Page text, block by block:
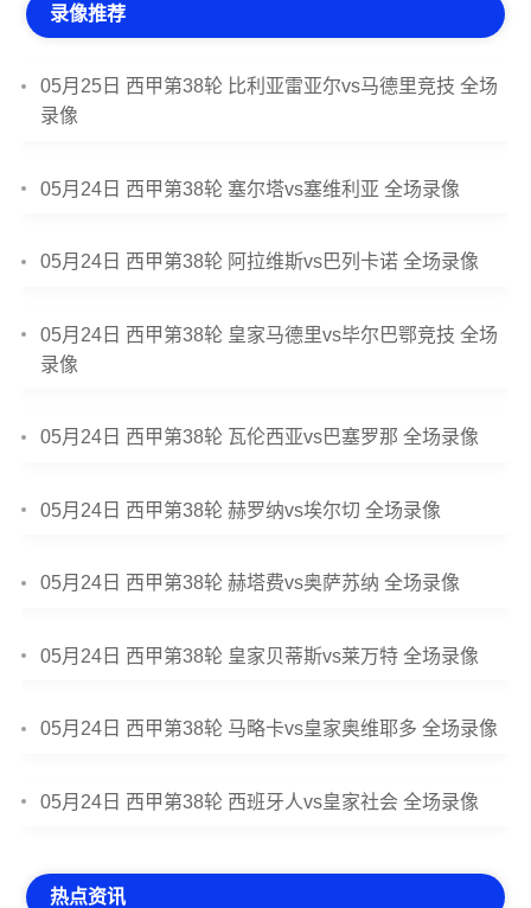
录像推荐
05月25日 西甲第38轮 比利亚雷亚尔vs马德里竞技 全场
录像
05月24日 西甲第38轮 塞尔塔vs塞维利亚 全场录像
05月24日 西甲第38轮 阿拉维斯vs巴列卡诺 全场录像
05月24日 西甲第38轮 皇家马德里vs毕尔巴鄂竞技 全场
录像
05月24日 西甲第38轮 瓦伦西亚vs巴塞罗那 全场录像
05月24日 西甲第38轮 赫罗纳vs埃尔切 全场录像
05月24日 西甲第38轮 赫塔费vs奥萨苏纳 全场录像
05月24日 西甲第38轮 皇家贝蒂斯vs莱万特 全场录像
05月24日 西甲第38轮 马略卡vs皇家奥维耶多 全场录像
05月24日 西甲第38轮 西班牙人vs皇家社会 全场录像
热点资讯